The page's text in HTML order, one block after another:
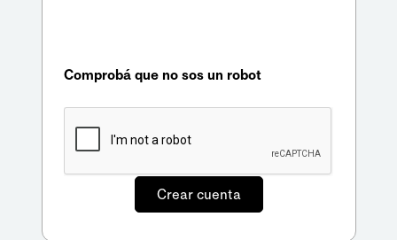
Comprobá que no sos un robot